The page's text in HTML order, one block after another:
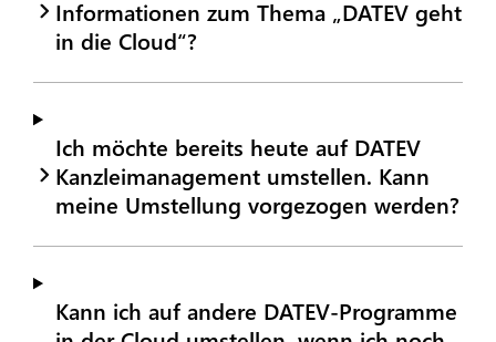
Informationen zum Thema „DATEV geht
in die Cloud“?
Ich möchte bereits heute auf DATEV
Kanzleimanagement umstellen. Kann
meine Umstellung vorgezogen werden?
Kann ich auf andere DATEV-Programme